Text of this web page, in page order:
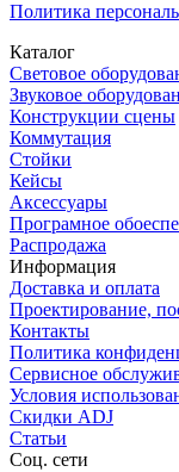
Политика
Каталог
Световое
Звуковое
Конструкции сцены
Коммутация
Стойки
Кейсы
Аксессуары
Програмное
Распродажа
Информация
Доставка и оплата
Проектирование,
Контакты
Политика
Сервисное
Условия
Скидки ADJ
Статьи
Соц. сети